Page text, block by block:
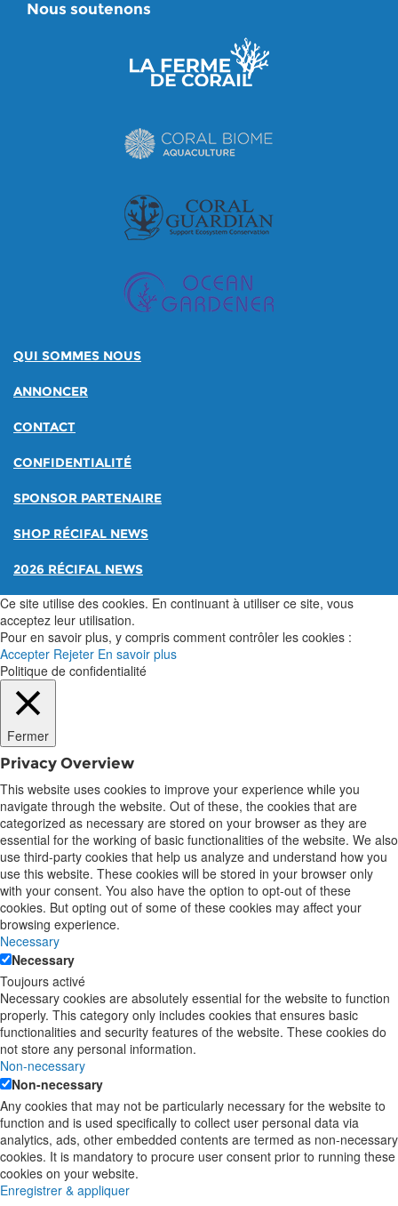
Nous soutenons
QUI SOMMES NOUS
ANNONCER
CONTACT
CONFIDENTIALITÉ
SPONSOR PARTENAIRE
SHOP RÉCIFAL NEWS
2026 RÉCIFAL NEWS
Ce site utilise des cookies. En continuant à utiliser ce site, vous
acceptez leur utilisation.
Pour en savoir plus, y compris comment contrôler les cookies :
Accepter Rejeter En savoir plus
Politique de confidentialité
Fermer
Privacy Overview
This website uses cookies to improve your experience while you
navigate through the website. Out of these, the cookies that are
categorized as necessary are stored on your browser as they are
essential for the working of basic functionalities of the website. We also
use third-party cookies that help us analyze and understand how you
use this website. These cookies will be stored in your browser only
with your consent. You also have the option to opt-out of these
cookies. But opting out of some of these cookies may affect your
browsing experience.
Necessary
Necessary
Toujours activé
Necessary cookies are absolutely essential for the website to function
properly. This category only includes cookies that ensures basic
functionalities and security features of the website. These cookies do
not store any personal information.
Non-necessary
Non-necessary
Any cookies that may not be particularly necessary for the website to
function and is used specifically to collect user personal data via
analytics, ads, other embedded contents are termed as non-necessary
cookies. It is mandatory to procure user consent prior to running these
cookies on your website.
Enregistrer & appliquer